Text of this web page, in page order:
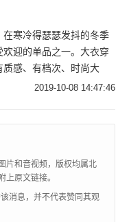
在寒冷得瑟瑟发抖的冬季
欢迎的单品之一。大衣穿
质感、有档次、时尚大
有这样的气场，每个女孩
2019-10-08 14:47:46
片和音视频，版权均属北
上原文链接。
消息，并不代表赞同其观